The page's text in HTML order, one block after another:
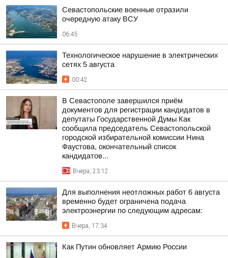
Севастопольские военные отразили
очередную атаку ВСУ
06:45
Технологическое нарушение в электрических
сетях 5 августа
00:42
В Севастополе завершился приём
документов для регистрации кандидатов в
депутаты Государственной Думы Как
сообщила председатель Севастопольской
городской избирательной комиссии Нина
Фаустова, окончательный список
кандидатов...
Вчера, 23:12
Для выполнения неотложных работ 6 августа
временно будет ограничена подача
электроэнергии по следующим адресам:
Вчера, 17:34
Как Путин обновляет Армию России